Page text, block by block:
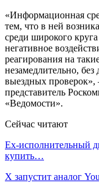
«Информационная
тем, что в ней
среди широкого
негативное
реагирования на
незамедлительно,
выездных
представитель
«Ведомости».
Сейчас читают
Ex-исполнительный
купить…
X запустит аналог